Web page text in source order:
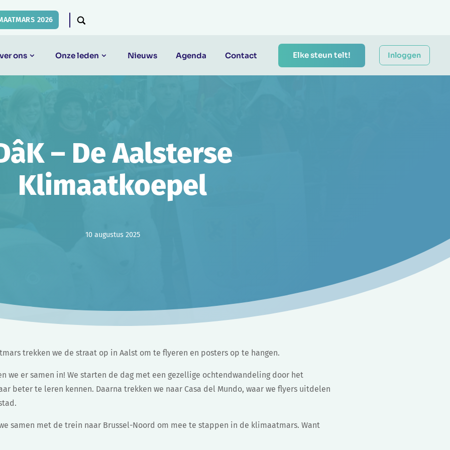
2026
ons Onze leden Nieuws Agenda Contact Elke steun telt! Inloggen
– De Aalsterse
Klimaatkoepel
10 augustus 2025
trekken we de straat op in Aalst om te flyeren en posters op te hangen.
we er samen in! We starten de dag met een gezellige ochtendwandeling door het
beter te leren kennen. Daarna trekken we naar Casa del Mundo, waar we flyers uitdelen
samen met de trein naar Brussel-Noord om mee te stappen in de klimaatmars. Want